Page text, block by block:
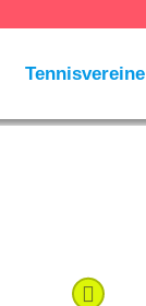
Tennisvereine